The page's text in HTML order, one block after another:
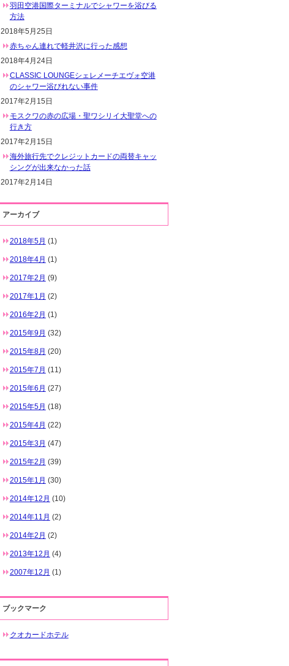
羽田空港国際ターミナルでシャワーを浴びる
方法
2018年5月25日
赤ちゃん連れで軽井沢に行った感想
2018年4月24日
CLASSIC LOUNGEシェレメーチエヴォ空港
のシャワー浴びれない事件
2017年2月15日
モスクワの赤の広場・聖ワシリイ大聖堂への
行き方
2017年2月15日
海外旅行先でクレジットカードの両替キャッ
シングが出来なかった話
2017年2月14日
アーカイブ
2018年5月 (1)
2018年4月 (1)
2017年2月 (9)
2017年1月 (2)
2016年2月 (1)
2015年9月 (32)
2015年8月 (20)
2015年7月 (11)
2015年6月 (27)
2015年5月 (18)
2015年4月 (22)
2015年3月 (47)
2015年2月 (39)
2015年1月 (30)
2014年12月 (10)
2014年11月 (2)
2014年2月 (2)
2013年12月 (4)
2007年12月 (1)
ブックマーク
クオカードホテル